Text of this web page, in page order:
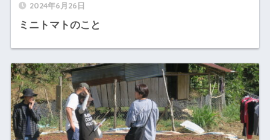
2024年6月26日
ミニトマトのこと